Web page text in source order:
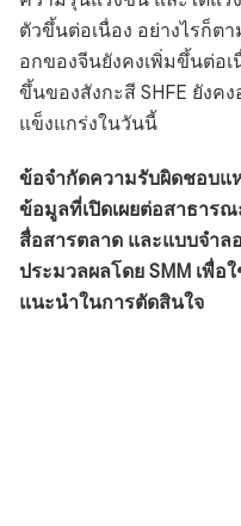
ตัวขึ้นต่อเนื่อง อย่างไรก็ต
อกของจีนยังคงเพิ่มขึ้นต่อ
ขึ้นของสังกะสี SHFE ยังค
แข็งแกร่งในวันนี้
ข้อจำกัดความรับผิดชอบแ
ข้อมูลที่เปิดเผยต่อสาธาร
สื่อสารตลาด และแบบจำล
ประมวลผลโดย SMM เพื่อ
แนะนำในการตัดสินใจ